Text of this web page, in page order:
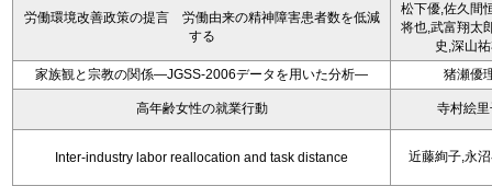
労働環境改善政策の提言 労働由来の精神障害患者数を低減
する
松下優,佐久間
将也,武富翔太
史,深山
家族観と宗教の関係―JGSS‐2006データを用いた分析―
猪瀬優
高年齢女性の就業行動 寺村絵里
Inter-industry labor reallocation and task distance 近藤絢子,永